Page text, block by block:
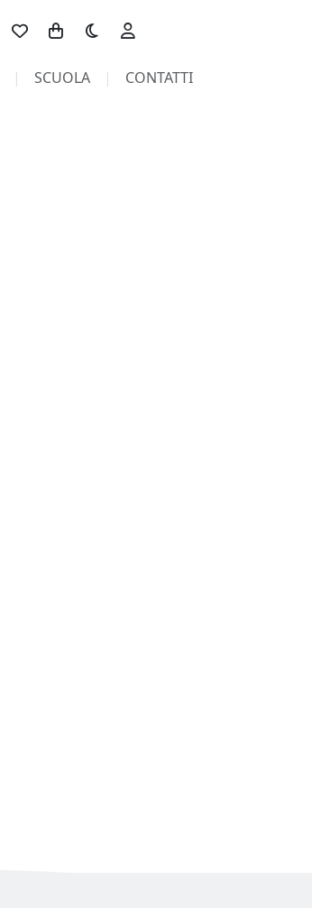
Toggle theme
SCUOLA CONTATTI